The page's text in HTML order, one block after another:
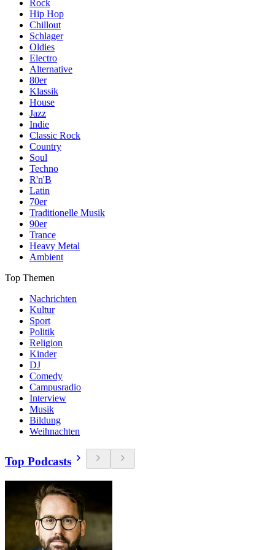
Rock
Hip Hop
Chillout
Schlager
Oldies
Electro
Alternative
80er
Klassik
House
Jazz
Indie
Classic Rock
Country
Soul
Techno
R'n'B
Latin
70er
Traditionelle Musik
90er
Trance
Heavy Metal
Ambient
Top Themen
Nachrichten
Kultur
Sport
Politik
Religion
Kinder
DJ
Comedy
Campusradio
Interview
Musik
Bildung
Weihnachten
Top Podcasts